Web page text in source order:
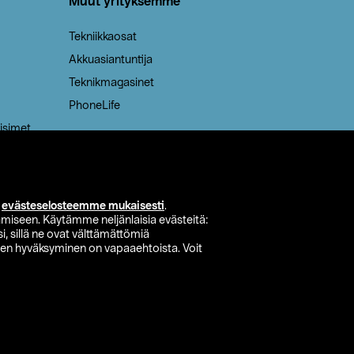
evästeselosteemme mukaisesti.
Käytämme neljänlaisia evästeitä:
sillä ne ovat välttämättömiä
hyväksyminen on vapaaehtoista. Voit
Tekniikkaosat
Akkuasiantuntija
Teknikmagasinet
PhoneLife